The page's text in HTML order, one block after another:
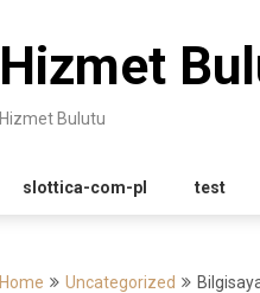
Hizmet
Hizmet Bulutu
slottica-com-pl test
Home Uncategorized